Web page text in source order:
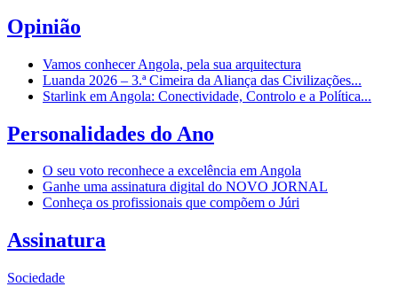
Opinião
Vamos conhecer Angola, pela sua arquitectura
Luanda 2026 – 3.ª Cimeira da Aliança das Civilizações...
Starlink em Angola: Conectividade, Controlo e a Política...
Personalidades do Ano
O seu voto reconhece a excelência em Angola
Ganhe uma assinatura digital do NOVO JORNAL
Conheça os profissionais que compõem o Júri
Assinatura
Sociedade